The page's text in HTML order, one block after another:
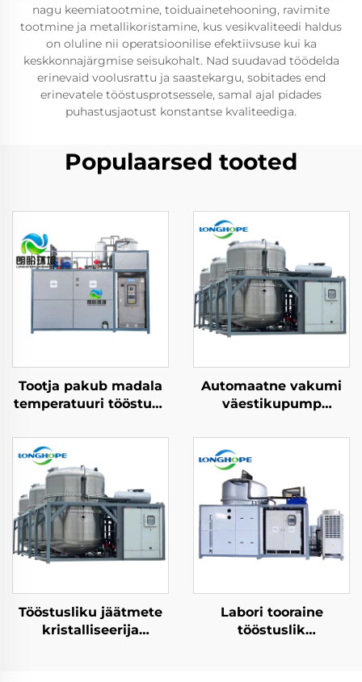
nagu keemiatootmine, toiduainetehooning, ravimite
tootmine ja metallikoristamine, kus vesikvaliteedi haldus
on oluline nii operatsioonilise efektiivsuse kui ka
keskkonnajärgmise seisukohalt. Nad suudavad töödelda
erinevaid voolusrattu ja saastekargu, sobitades end
erinevatele tööstusprotsessele, samal ajal pidades
puhastusjaotust konstantse kvaliteediga.
Populaarsed tooted
Tootja pakub madala
temperatuuri tööstuse
konsentratsioon
kristalliseerimise
varustust
Automaatne vakumi
väestikupump
desaalineerimise
evaator
konsentratsioon masin
Tööstusliku jäätmete
kristalliseerija
Labori tooraine
tööstuslik